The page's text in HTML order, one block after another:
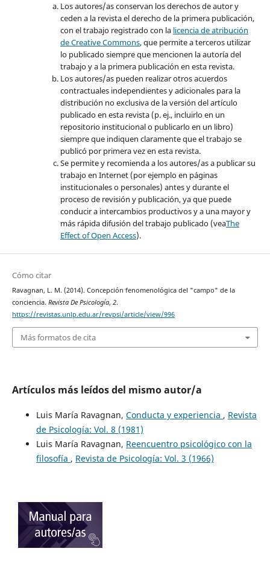
Los autores/as conservan los derechos de autor y
ceden a la revista el derecho de la primera publicación,
con el trabajo registrado con la licencia de atribución
de Creative Commons, que permite a terceros utilizar
lo publicado siempre que mencionen la autoría del
trabajo y a la primera publicación en esta revista.
Los autores/as pueden realizar otros acuerdos
contractuales independientes y adicionales para la
distribución no exclusiva de la versión del artículo
publicado en esta revista (p. ej., incluirlo en un
repositorio institucional o publicarlo en un libro)
siempre que indiquen claramente que el trabajo se
publicó por primera vez en esta revista.
Se permite y recomienda a los autores/as a publicar su
trabajo en Internet (por ejemplo en páginas
institucionales o personales) antes y durante el
proceso de revisión y publicación, ya que puede
conducir a intercambios productivos y a una mayor y
más rápida difusión del trabajo publicado (veaThe
Effect of Open Access).
Cómo citar
Ravagnan, L. M. (2014). Concepción fenomenológica del "campo" de la
conciencia. Revista De Psicología, 2.
https://revistas.unlp.edu.ar/revpsi/article/view/996
Más formatos de cita
Artículos más leídos del mismo autor/a
Luis María Ravagnan, Conducta y experiencia , Revista
de Psicología: Vol. 8 (1981)
Luis María Ravagnan, Reencuentro psicológico con la
filosofía , Revista de Psicología: Vol. 3 (1966)